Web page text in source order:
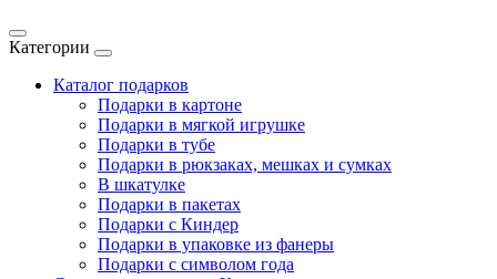
Категории
Каталог подарков
Подарки в картоне
Подарки в мягкой игрушке
Подарки в тубе
Подарки в рюкзаках, мешках и сумках
В шкатулке
Подарки в пакетах
Подарки с Киндер
Подарки в упаковке из фанеры
Подарки с символом года